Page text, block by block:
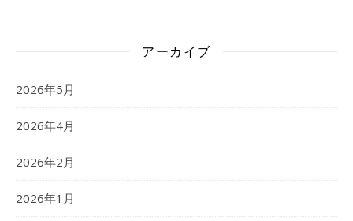
アーカイブ
2026年5月
2026年4月
2026年2月
2026年1月